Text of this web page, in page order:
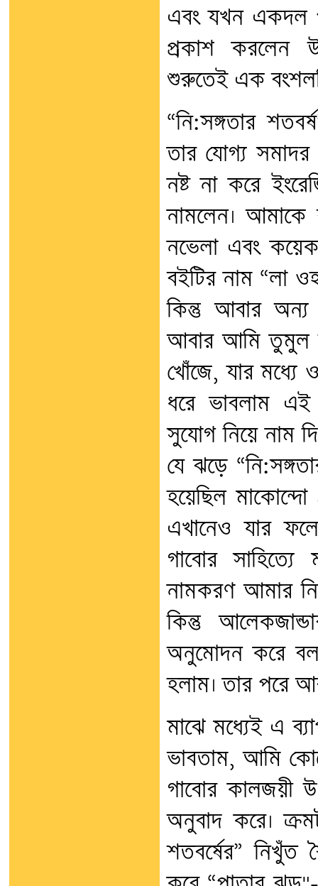
এবং যখন একদল
প্রকাশ করলেন
শুরুতেই এক
“নি:সঙ্গতার
তার যোগ্য
নষ্ট না করে
নামলেন। আমাকে
নভেলা এবং
বইটির নাম “লা
কিন্তু আবার অন্য
আবার আমি তুমুল
খোঁজে, যার মধ্যে
ধরে ভাবলাম এই
সুযোগ নিয়ে নাম
যে ঝড়ে
হয়েছিল
এখানেও যার
গাবোর
নামকরণ আমার
কিন্তু
অনুমোদন করে
হলাম। তার পরে আর
মাঝে মধ্যেই এ
ভাবতাম, আমি
গাবোর কালজয়ী
অনুবাদ করে।
শতবর্ষের” নিখুঁত